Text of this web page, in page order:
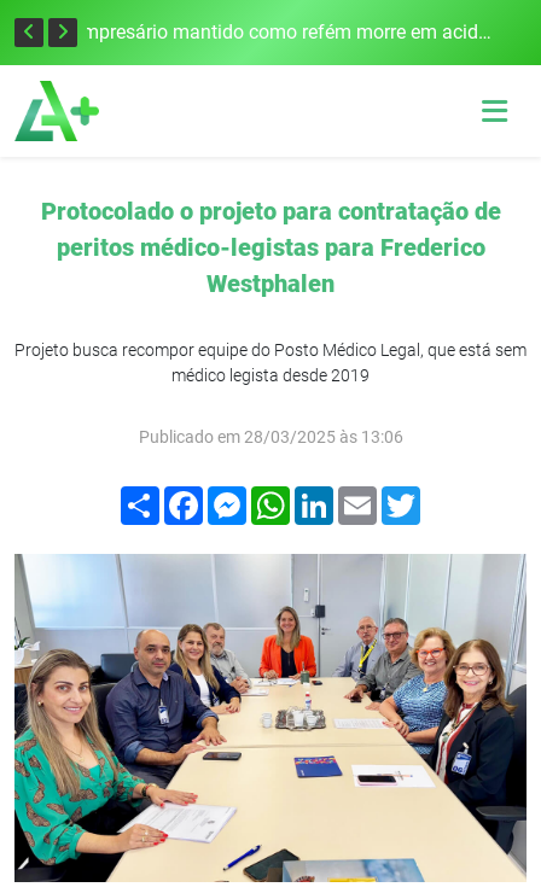
Edital para construção de ponte entre Itapiranga e Barra do Guarita deve ser lançado no segundo semestre Empresário mantido como refém morre em acidente após assalto em Cerro Largo
Protocolado o projeto para contratação de
peritos médico-legistas para Frederico
Westphalen
Projeto busca recompor equipe do Posto Médico Legal, que está sem
médico legista desde 2019
Publicado em 28/03/2025 às 13:06
Compartilhar
FacebookMessenger
WhatsApp
LinkedIn
Email